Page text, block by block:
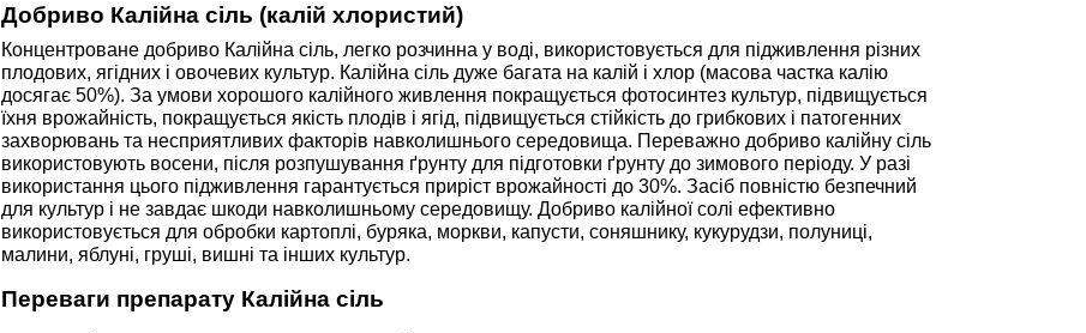
Добриво Калійна сіль (калій хлористий)
Концентроване добриво Калійна сіль, легко розчинна у воді, використовується для підживлення різних
плодових, ягідних і овочевих культур. Калійна сіль дуже багата на калій і хлор (масова частка калію
досягає 50%). За умови хорошого калійного живлення покращується фотосинтез культур, підвищується
їхня врожайність, покращується якість плодів і ягід, підвищується стійкість до грибкових і патогенних
захворювань та несприятливих факторів навколишнього середовища. Переважно добриво калійну сіль
використовують восени, після розпушування ґрунту для підготовки ґрунту до зимового періоду. У разі
використання цього підживлення гарантується приріст врожайності до 30%. Засіб повністю безпечний
для культур і не завдає шкоди навколишньому середовищу. Добриво калійної солі ефективно
використовується для обробки картоплі, буряка, моркви, капусти, соняшнику, кукурудзи, полуниці,
малини, яблуні, груші, вишні та інших культур.
Переваги препарату Калійна сіль